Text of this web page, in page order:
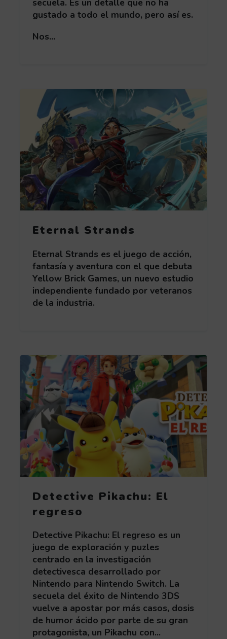
secuela. Es un detalle que no ha
gustado a todo el mundo, pero así es.
Nos...
Eternal Strands
Eternal Strands es el juego de acción,
fantasía y aventura con el que debuta
Yellow Brick Games, un nuevo estudio
independiente fundado por veteranos
de la industria.
Obtén más información acerca de Eternal
Detective Pikachu: El
regreso
Detective Pikachu: El regreso es un
juego de exploración y puzles
centrado en la investigación
detectivesca desarrollado por
Nintendo para Nintendo Switch. La
secuela del éxito de Nintendo 3DS
vuelve a apostar por más casos, dosis
de humor ácido por parte de su gran
protagonista, un Pikachu con...